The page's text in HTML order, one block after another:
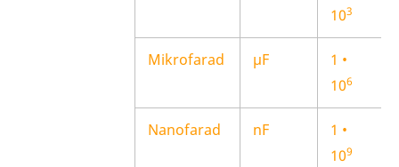
103
Mikrofarad µF
1 •
106
Nanofarad nF
1 •
109